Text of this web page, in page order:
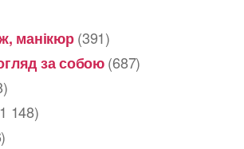
манікюр(391)
за собою(687)
148)